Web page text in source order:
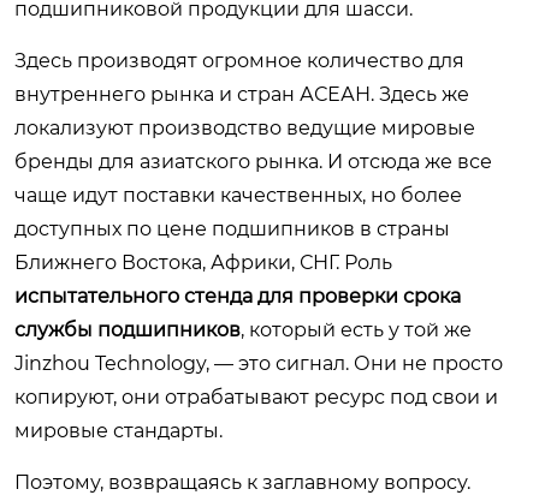
подшипниковой продукции для шасси.
Здесь производят огромное количество для
внутреннего рынка и стран АСЕАН. Здесь же
локализуют производство ведущие мировые
бренды для азиатского рынка. И отсюда же все
чаще идут поставки качественных, но более
доступных по цене подшипников в страны
Ближнего Востока, Африки, СНГ. Роль
испытательного стенда для проверки срока
службы подшипников, который есть у той же
Jinzhou Technology, — это сигнал. Они не просто
копируют, они отрабатывают ресурс под свои и
мировые стандарты.
Поэтому, возвращаясь к заглавному вопросу.